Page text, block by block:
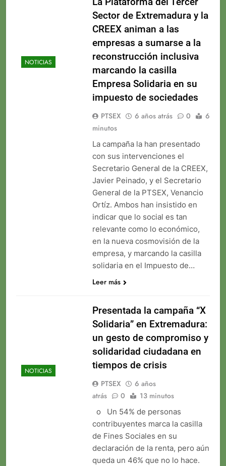
NOTICIAS
Sector de Extremadura y la
CREEX animan a las
empresas a sumarse a la
reconstrucción inclusiva
marcando la casilla
Empresa Solidaria en su
impuesto de sociedades
PTSEX 6 años atrás 0
6
minutos
La campaña la han presentado
con sus intervenciones el
Secretario General de la CREEX,
Javier Peinado, y el Secretario
General de la PTSEX, Venancio
Ortíz. Ambos han insistido en
indicar que lo social es tan
relevante como lo económico,
en la nueva cosmovisión de la
empresa, y marcando la casilla
solidaria en el Impuesto de…
Leer más
NOTICIAS
Presentada la campaña “X
Solidaria” en Extremadura:
un gesto de compromiso y
solidaridad ciudadana en
tiempos de crisis
PTSEX
6 años
atrás
0 13 minutos
o Un 54% de personas
contribuyentes marca la casilla
de Fines Sociales en su
declaración de la renta, pero aún
queda un 46% que no lo hace.